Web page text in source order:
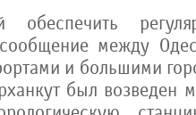
обеспечить
между
и большими
был возведен